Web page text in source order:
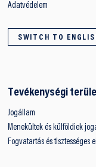
Adatvédelem
SWITCH TO
Tevékenységi
Jogállam
Menekültek és külföldiek
Fogvatartás és tisztességes